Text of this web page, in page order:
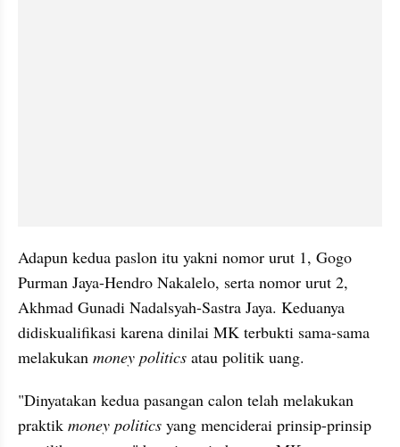
Adapun kedua paslon itu yakni nomor urut 1, Gogo
Purman Jaya-Hendro Nakalelo, serta nomor urut 2,
Akhmad Gunadi Nadalsyah-Sastra Jaya. Keduanya
didiskualifikasi karena dinilai MK terbukti sama-sama
melakukan money politics atau politik uang.
"Dinyatakan kedua pasangan calon telah melakukan
praktik money politics yang menciderai prinsip-prinsip